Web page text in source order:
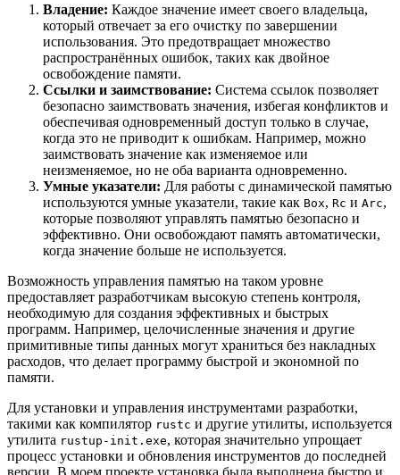
Владение: Каждое значение имеет своего владельца,
который отвечает за его очистку по завершении
использования. Это предотвращает множество
распространённых ошибок, таких как двойное
освобождение памяти.
Ссылки и заимствование: Система ссылок позволяет
безопасно заимствовать значения, избегая конфликтов и
обеспечивая одновременный доступ только в случае,
когда это не приводит к ошибкам. Например, можно
заимствовать значение как изменяемое или
неизменяемое, но не оба варианта одновременно.
Умные указатели: Для работы с динамической памятью
используются умные указатели, такие как Box, Rc и Arc,
которые позволяют управлять памятью безопасно и
эффективно. Они освобождают память автоматически,
когда значение больше не используется.
Возможность управления памятью на таком уровне
предоставляет разработчикам высокую степень контроля,
необходимую для создания эффективных и быстрых
программ. Например, целочисленные значения и другие
примитивные типы данных могут храниться без накладных
расходов, что делает программу быстрой и экономной по
памяти.
Для установки и управления инструментами разработки,
такими как компилятор rustc и другие утилиты, используется
утилита rustup-init.exe, которая значительно упрощает
процесс установки и обновления инструментов до последней
версии. В моем проекте установка была выполнена быстро и